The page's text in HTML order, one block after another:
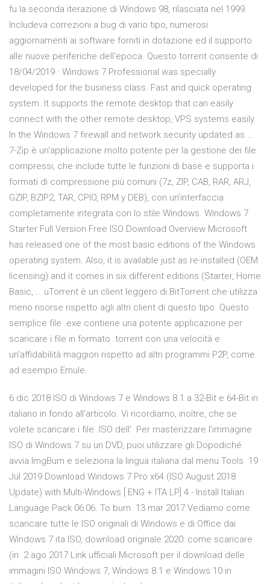
fu la seconda iterazione di Windows 98, rilasciata nel 1999.
Includeva correzioni a bug di vario tipo, numerosi
aggiornamenti ai software forniti in dotazione ed il supporto
alle nuove periferiche dell'epoca. Questo torrent consente di
18/04/2019 · Windows 7 Professional was specially
developed for the business class. Fast and quick operating
system. It supports the remote desktop that can easily
connect with the other remote desktop, VPS systems easily.
In the Windows 7 firewall and network security updated as …
7-Zip è un'applicazione molto potente per la gestione dei file
compressi, che include tutte le funzioni di base e supporta i
formati di compressione più comuni (7z, ZIP, CAB, RAR, ARJ,
GZIP, BZIP2, TAR, CPIO, RPM y DEB), con un'interfaccia
completamente integrata con lo stile Windows. Windows 7
Starter Full Version Free ISO Download Overview Microsoft
has released one of the most basic editions of the Windows
operating system. Also, it is available just as re-installed (OEM
licensing) and it comes in six different editions (Starter, Home
Basic, … uTorrent è un client leggero di BitTorrent che utilizza
meno risorse rispetto agli altri client di questo tipo. Questo
semplice file .exe contiene una potente applicazione per
scaricare i file in formato .torrent con una velocità e
un'affidabilità maggiori rispetto ad altri programmi P2P, come
ad esempio Emule.
6 dic 2018 ISO di Windows 7 e Windows 8.1 a 32-Bit e 64-Bit in
italiano in fondo all'articolo. Vi ricordiamo, inoltre, che se
volete scaricare i file .ISO dell' Per masterizzare l'immagine
ISO di Windows 7 su un DVD, puoi utilizzare gli Dopodiché
avvia ImgBurn e seleziona la lingua italiana dal menu Tools 19
Jul 2019 Download Windows 7 Pro x64 (ISO August 2018
Update) with Multi-Windows [ ENG + ITA LP] 4 - Install Italian
Language Pack 06:06. To burn 13 mar 2017 Vediamo come
scaricare tutte le ISO originali di Windows e di Office dai
Windows 7 ita ISO, download originale 2020: come scaricare
(in 2 ago 2017 Link ufficiali Microsoft per il download delle
immagini ISO Windows 7, Windows 8.1 e Windows 10 in